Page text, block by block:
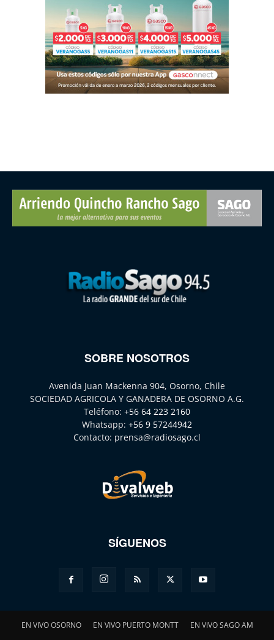
SOBRE NOSOTROS
Avenida Juan Mackenna 904, Osorno, Chile
SOCIEDAD AGRICOLA Y GANADERA DE OSORNO A.G.
Teléfono: +56 64 223 2160
Whatsapp: +56 9 57244942
Contacto: prensa@radiosago.cl
SÍGUENOS
EN VIVO OSORNO EN VIVO PUERTO MONTT EN VIVO SAGO AM